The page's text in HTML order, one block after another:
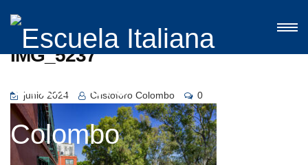
IMG_5237
junio 2024 Cristoforo Colombo 0